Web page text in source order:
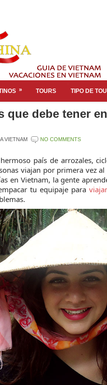
» TOURS TIPO DE
que debe tener
VIETNAM NO COMMENTS
país de arrozales,
viajan por primera vez
en Vietnam, la gente
tu equipaje para